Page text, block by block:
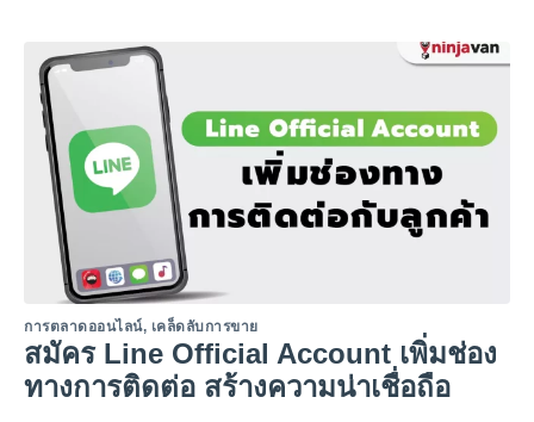
การตลาดออนไลน์, เคล็ดลับการขาย
สมัคร Line Official Account เพิ่มช่อง
ทางการติดต่อ สร้างความน่าเชื่อถือ